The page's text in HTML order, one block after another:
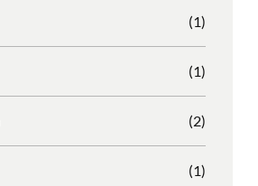
(1)
(1)
(2)
(1)